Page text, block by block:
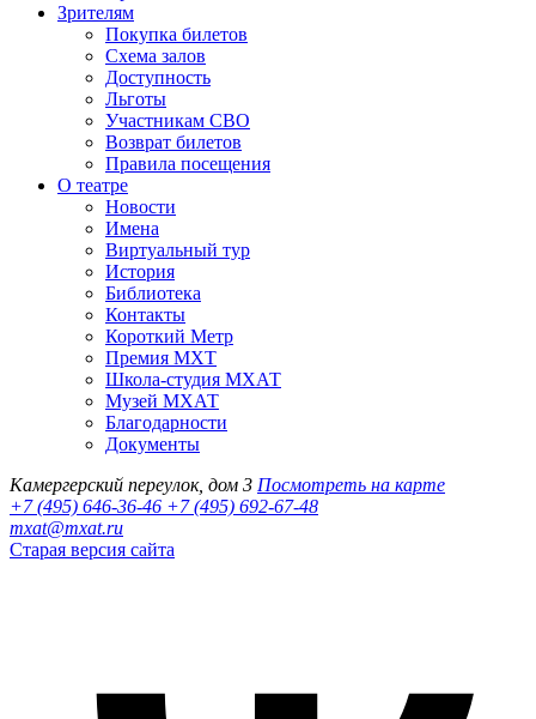
Зрителям
Покупка билетов
Схема залов
Доступность
Льготы
Участникам СВО
Возврат билетов
Правила посещения
О театре
Новости
Имена
Виртуальный тур
История
Библиотека
Контакты
Короткий Метр
Премия МХТ
Школа-студия МХАТ
Музей МХАТ
Благодарности
Документы
Камергерский переулок, дом 3 Посмотреть на карте
+7 (495) 646-36-46 +7 (495) 692-67-48‬
mxat@mxat.ru
Старая версия сайта